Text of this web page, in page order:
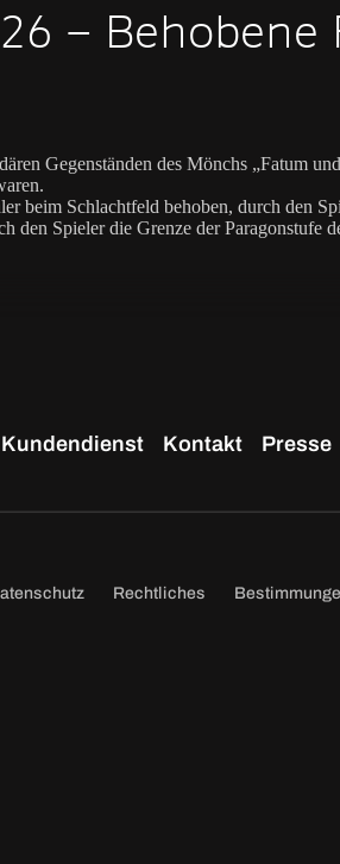
– Behobene
Gegenständen des Mönchs „Fatum
beim Schlachtfeld behoben, durch den
den Spieler die Grenze der Paragonstufe